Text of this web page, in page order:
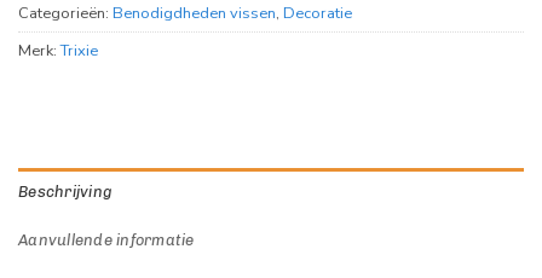
Categorieën: Benodigdheden vissen, Decoratie
Merk:Trixie
Beschrijving
Aanvullende informatie